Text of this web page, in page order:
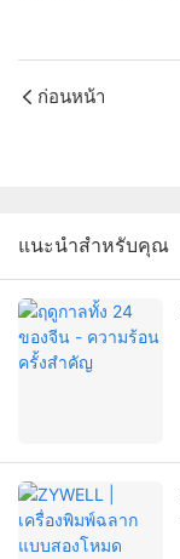
ก่อนหน้า
แนะนำสำหรับคุณ